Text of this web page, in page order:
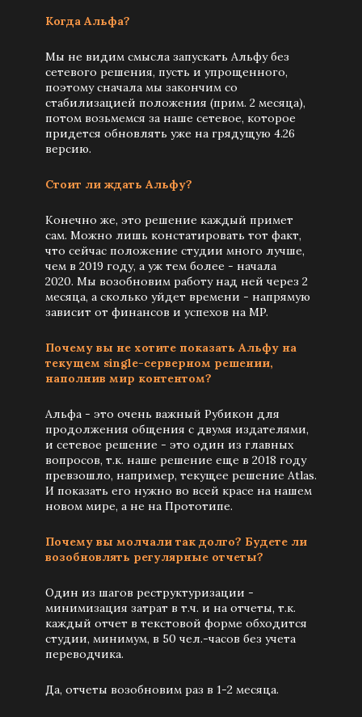
Когда Альфа?
Мы не видим смысла запускать Альфу без
сетевого решения, пусть и упрощенного,
поэтому сначала мы закончим со
стабилизацией положения (прим. 2 месяца),
потом возьмемся за наше сетевое, которое
придется обновлять уже на грядущую 4.26
версию.
Стоит ли ждать Альфу?
Конечно же, это решение каждый примет
сам. Можно лишь констатировать тот факт,
что сейчас положение студии много лучше,
чем в 2019 году, а уж тем более - начала
2020. Мы возобновим работу над ней через 2
месяца, а сколько уйдет времени - напрямую
зависит от финансов и успехов на MP.
Почему вы не хотите показать Альфу на
текущем single-серверном решении,
наполнив мир контентом?
Альфа - это очень важный Рубикон для
продолжения общения с двумя издателями,
и сетевое решение - это один из главных
вопросов, т.к. наше решение еще в 2018 году
превзошло, например, текущее решение Atlas.
И показать его нужно во всей красе на нашем
новом мире, а не на Прототипе.
Почему вы молчали так долго? Будете ли
возобновлять регулярные отчеты?
Один из шагов реструктуризации -
минимизация затрат в т.ч. и на отчеты, т.к.
каждый отчет в текстовой форме обходится
студии, минимум, в 50 чел.-часов без учета
переводчика.
Да, отчеты возобновим раз в 1-2 месяца.